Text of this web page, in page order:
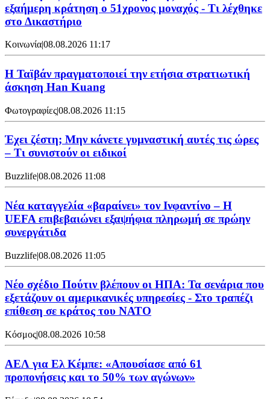
εξαήμερη κράτηση ο 51χρονος μοναχός - Τι λέχθηκε
στο Δικαστήριο
Κοινωνία|08.08.2026 11:17
Η Ταϊβάν πραγματοποιεί την ετήσια στρατιωτική
άσκηση Han Kuang
Φωτογραφίες|08.08.2026 11:15
Έχει ζέστη; Μην κάνετε γυμναστική αυτές τις ώρες
– Τι συνιστούν οι ειδικοί
Buzzlife|08.08.2026 11:08
Νέα καταγγελία «βαραίνει» τον Ινφαντίνο – Η
UEFA επιβεβαιώνει εξαψήφια πληρωμή σε πρώην
συνεργάτιδα
Buzzlife|08.08.2026 11:05
Νέο σχέδιο Πούτιν βλέπουν οι ΗΠΑ: Τα σενάρια που
εξετάζουν οι αμερικανικές υπηρεσίες - Στο τραπέζι
επίθεση σε κράτος του ΝΑΤΟ
Κόσμος|08.08.2026 10:58
ΑΕΛ για Ελ Κέμπε: «Απουσίασε από 61
προπονήσεις και το 50% των αγώνων»